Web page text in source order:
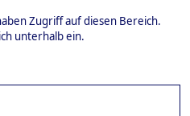
Zugriff auf diesen Bereich.
unterhalb ein.